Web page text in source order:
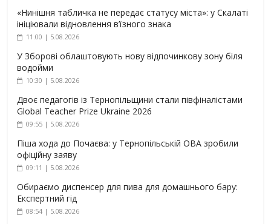
«Нинішня табличка не передає статусу міста»: у Скалаті
ініціювали відновлення в’їзного знака
11:00 | 5.08.2026
У Зборові облаштовують нову відпочинкову зону біля
водойми
10:30 | 5.08.2026
Двоє педагогів із Тернопільщини стали півфіналістами
Global Teacher Prize Ukraine 2026
09:55 | 5.08.2026
Піша хода до Почаєва: у Тернопільській ОВА зробили
офіційну заяву
09:11 | 5.08.2026
Обираємо диспенсер для пива для домашнього бару:
Експертний гід
08:54 | 5.08.2026